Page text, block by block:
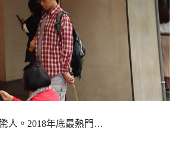
人。2018年底最熱門…